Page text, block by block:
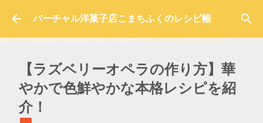
スキップしてメイン コンテンツに移動
バーチャル洋菓子店こまちふくのレシピ帳
【ラズベリーオペラの作り方】華
やかで色鮮やかな本格レシピを紹
介！